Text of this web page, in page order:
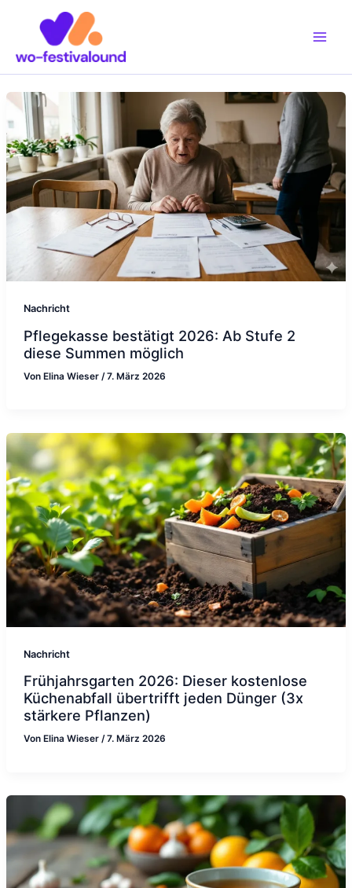
Nachricht
Pflegekasse bestätigt 2026: Ab Stufe 2
diese Summen möglich
Von Elina Wieser /7. März 2026
Nachricht
Frühjahrsgarten 2026: Dieser kostenlose
Küchenabfall übertrifft jeden Dünger (3x
stärkere Pflanzen)
Von Elina Wieser /7. März 2026